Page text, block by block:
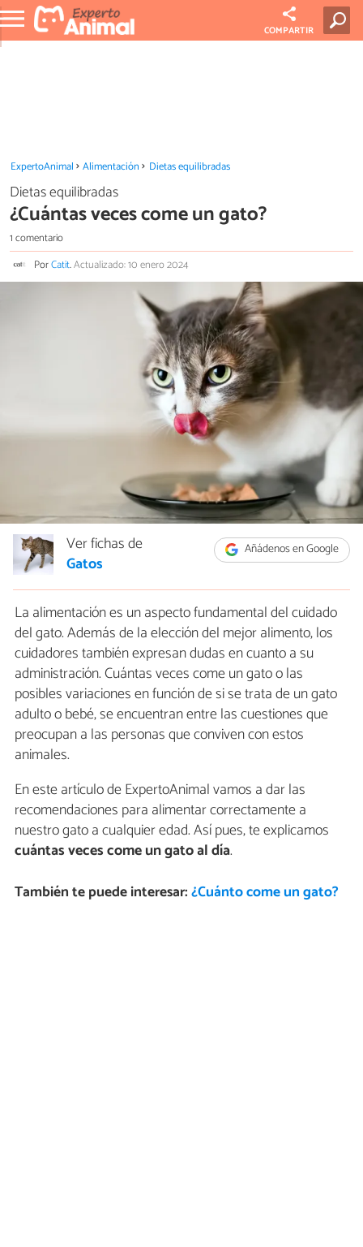
COMPARTIR
ExpertoAnimal Alimentación Dietas equilibradas
Dietas equilibradas
¿Cuántas veces come un gato?
1 comentario
PorCatit.Actualizado: 10 enero 2024
Añádenos en Google
Ver fichas de
Gatos
La alimentación es un aspecto fundamental del cuidado
del gato. Además de la elección del mejor alimento, los
cuidadores también expresan dudas en cuanto a su
administración. Cuántas veces come un gato o las
posibles variaciones en función de si se trata de un gato
adulto o bebé, se encuentran entre las cuestiones que
preocupan a las personas que conviven con estos
animales.
En este artículo de ExpertoAnimal vamos a dar las
recomendaciones para alimentar correctamente a
nuestro gato a cualquier edad. Así pues, te explicamos
cuántas veces come un gato al día.
También te puede interesar:¿Cuánto come un gato?